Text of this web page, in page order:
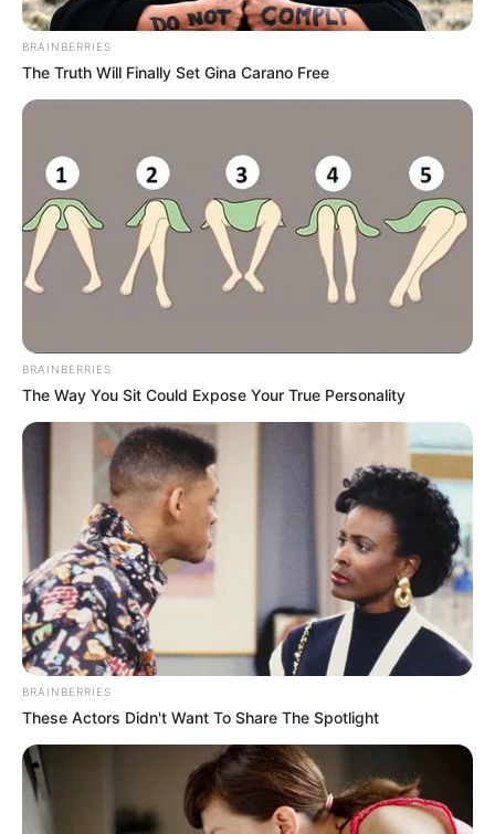
10:33 Dinheiro,Incentivo Adicional,Notícia
combate às endemias
Foto/Reprodução/José Cruz, Agência
Incentivo Financeiro: saiba como proceder para que a Gestão
pague essa Gratificação.
Publicado
no JASB em 13.dezembro.
Grupos no WhatsApp
Atendendo aos pedidos de retirar as
diversas dúvidas dos Agentes Comunitários de Saúde e Agentes
de Combate às Endemiassobre a gratificação de final de ano,
estamos disponibilizando mais esta matéria. O pagamento doIFA -
Incentivo Financeiro Adicional é um direito de cada Agente
Comunitário de Saúde e de Combate às Endemias, cuja prefeitura
tenha recebido o repasse, realizado pelo Ministério da Saúde.
-2p
O direito dos ACS/ACE é fato
Apesar do vasto material que revela os diversos dispositivos que
garantem o direito ao pagamento do Incentivo Financeiro, ainda há
BRAINBERRIES
The Truth Will Finally Set Gina Carano Free
BRAINBERRIES
The Way You Sit Could Expose Your True Personality
BRAINBERRIES
These Actors Didn't Want To Share The Spotlight